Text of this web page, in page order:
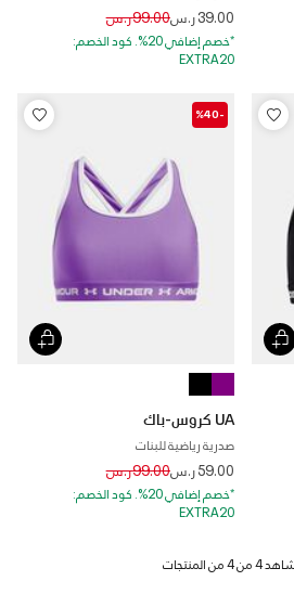
39.00 ر.س Price reduced from
99.00 ر.س to
*خصم إضافي 20%. كود الخصم:
EXTRA20
-%40
UA كروس-باك
صدرية رياضية للبنات
59.00 ر.س Price reduced from
99.00 ر.س to
*خصم إضافي 20%. كود الخصم:
EXTRA20